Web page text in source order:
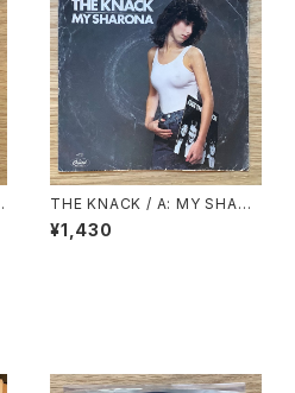
THE KNACK / A: MY SHARO
NA / B: LET ME OUT
¥1,430